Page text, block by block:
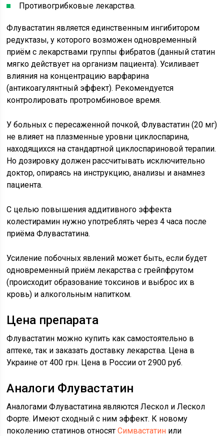
Противогрибковые лекарства.
Флувастатин является единственным ингибитором
редуктазы, у которого возможен одновременный
приём с лекарствами группы фибратов (данный статин
мягко действует на организм пациента). Усиливает
влияния на концентрацию варфарина
(антикоагулянтный эффект). Рекомендуется
контролировать протромбиновое время.
У больных с пересаженной почкой, Флувастатин (20 мг)
не влияет на плазменные уровни циклоспарина,
находящихся на стандартной циклоспариновой терапии.
Но дозировку должен рассчитывать исключительно
доктор, опираясь на инструкцию, анализы и анамнез
пациента.
С целью повышения аддитивного эффекта
колестирамин нужно употреблять через 4 часа после
приёма Флувастатина.
Усиление побочных явлений может быть, если будет
одновременный приём лекарства с грейпфрутом
(происходит образование токсинов и выброс их в
кровь) и алкогольным напитком.
Цена препарата
Флувастатин можно купить как самостоятельно в
аптеке, так и заказать доставку лекарства. Цена в
Украине от 400 грн. Цена в России от 2900 руб.
Аналоги Флувастатин
Аналогами Флувастатина являются Лескол и Лескол
Форте. Имеют сходный с ним эффект. К новому
поколению статинов относятСимвастатин или